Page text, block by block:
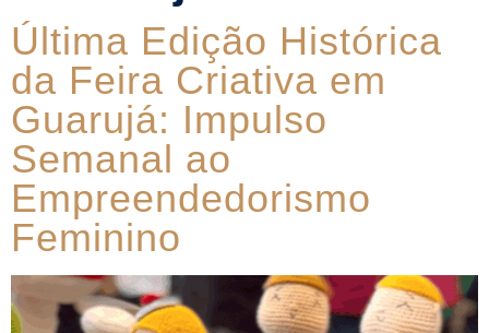
Última Edição Histórica
da Feira Criativa em
Guarujá: Impulso
Semanal ao
Empreendedorismo
Feminino